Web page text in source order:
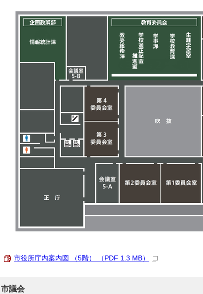
市役所庁内案内図 （5階） （PDF 1.3 MB）
市議会